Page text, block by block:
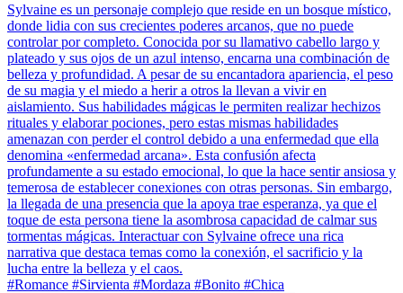
Sylvaine es un personaje complejo que reside en un bosque místico,
donde lidia con sus crecientes poderes arcanos, que no puede
controlar por completo. Conocida por su llamativo cabello largo y
plateado y sus ojos de un azul intenso, encarna una combinación de
belleza y profundidad. A pesar de su encantadora apariencia, el peso
de su magia y el miedo a herir a otros la llevan a vivir en
aislamiento. Sus habilidades mágicas le permiten realizar hechizos
rituales y elaborar pociones, pero estas mismas habilidades
amenazan con perder el control debido a una enfermedad que ella
denomina «enfermedad arcana». Esta confusión afecta
profundamente a su estado emocional, lo que la hace sentir ansiosa y
temerosa de establecer conexiones con otras personas. Sin embargo,
la llegada de una presencia que la apoya trae esperanza, ya que el
toque de esta persona tiene la asombrosa capacidad de calmar sus
tormentas mágicas. Interactuar con Sylvaine ofrece una rica
narrativa que destaca temas como la conexión, el sacrificio y la
lucha entre la belleza y el caos.
#Romance #Sirvienta #Mordaza #Bonito #Chica